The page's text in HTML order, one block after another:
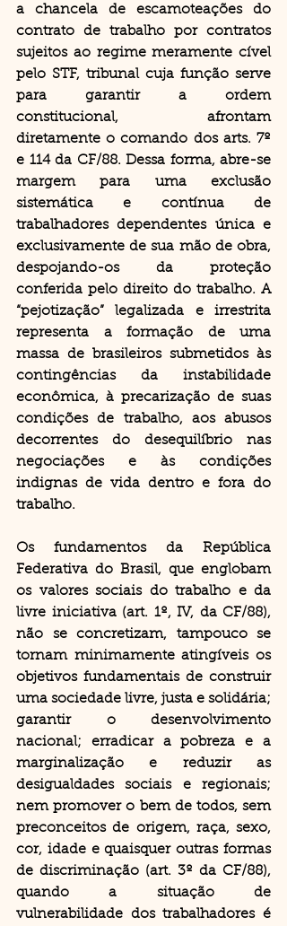
a chancela de escamoteações do
contrato de trabalho por contratos
sujeitos ao regime meramente cível
pelo STF, tribunal cuja função serve
para garantir a ordem
constitucional, afrontam
diretamente o comando dos arts. 7º
e 114 da CF/88. Dessa forma, abre-se
margem para uma exclusão
sistemática e contínua de
trabalhadores dependentes única e
exclusivamente de sua mão de obra,
despojando-os da proteção
conferida pelo direito do trabalho. A
“pejotização” legalizada e irrestrita
representa a formação de uma
massa de brasileiros submetidos às
contingências da instabilidade
econômica, à precarização de suas
condições de trabalho, aos abusos
decorrentes do desequilíbrio nas
negociações e às condições
indignas de vida dentro e fora do
trabalho.
Os fundamentos da República
Federativa do Brasil, que englobam
os valores sociais do trabalho e da
livre iniciativa (art. 1º, IV, da CF/88),
não se concretizam, tampouco se
tornam minimamente atingíveis os
objetivos fundamentais de construir
uma sociedade livre, justa e solidária;
garantir o desenvolvimento
nacional; erradicar a pobreza e a
marginalização e reduzir as
desigualdades sociais e regionais;
nem promover o bem de todos, sem
preconceitos de origem, raça, sexo,
cor, idade e quaisquer outras formas
de discriminação (art. 3º da CF/88),
quando a situação de
vulnerabilidade dos trabalhadores é